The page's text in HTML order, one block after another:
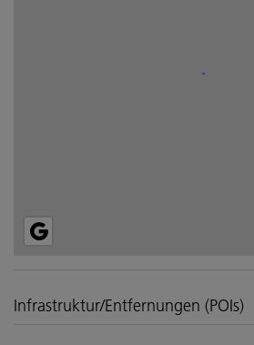
Infrastruktur/Entfernungen (POIs)